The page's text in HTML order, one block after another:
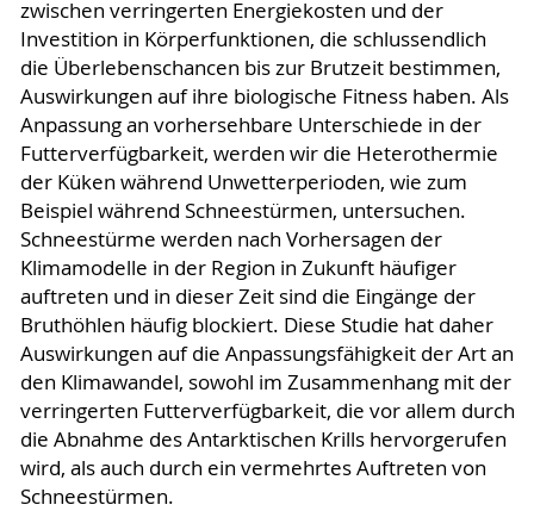
zwischen verringerten Energiekosten und der
Investition in Körperfunktionen, die schlussendlich
die Überlebenschancen bis zur Brutzeit bestimmen,
Auswirkungen auf ihre biologische Fitness haben. Als
Anpassung an vorhersehbare Unterschiede in der
Futterverfügbarkeit, werden wir die Heterothermie
der Küken während Unwetterperioden, wie zum
Beispiel während Schneestürmen, untersuchen.
Schneestürme werden nach Vorhersagen der
Klimamodelle in der Region in Zukunft häufiger
auftreten und in dieser Zeit sind die Eingänge der
Bruthöhlen häufig blockiert. Diese Studie hat daher
Auswirkungen auf die Anpassungsfähigkeit der Art an
den Klimawandel, sowohl im Zusammenhang mit der
verringerten Futterverfügbarkeit, die vor allem durch
die Abnahme des Antarktischen Krills hervorgerufen
wird, als auch durch ein vermehrtes Auftreten von
Schneestürmen.